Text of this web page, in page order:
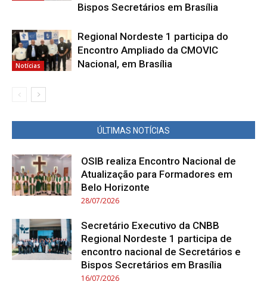
Bispos Secretários em Brasília
Notícias
Regional Nordeste 1 participa do
Encontro Ampliado da CMOVIC
Nacional, em Brasília
ÚLTIMAS NOTÍCIAS
OSIB realiza Encontro Nacional de
Atualização para Formadores em
Belo Horizonte
28/07/2026
Secretário Executivo da CNBB
Regional Nordeste 1 participa de
encontro nacional de Secretários e
Bispos Secretários em Brasília
16/07/2026